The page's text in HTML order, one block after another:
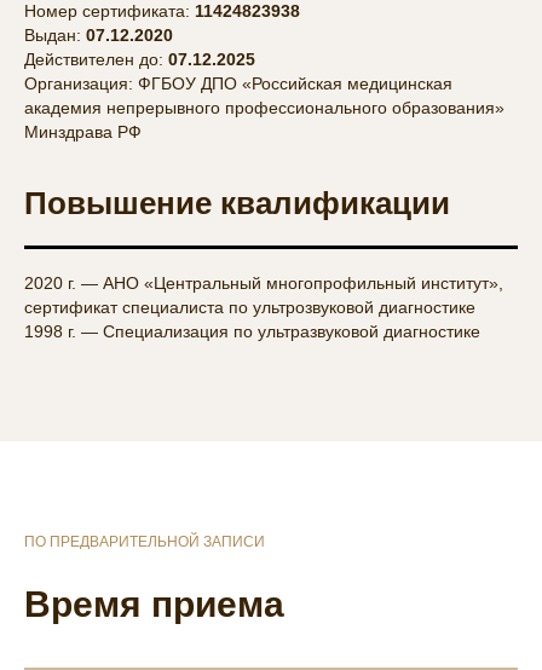
Номер сертификата: 11424823938
Выдан: 07.12.2020
Действителен до: 07.12.2025
Организация: ФГБОУ ДПО «Российская медицинская
академия непрерывного профессионального образования»
Минздрава РФ
Повышение квалификации
2020 г. — АНО «Центральный многопрофильный институт»,
сертификат специалиста по ультрозвуковой диагностике
1998 г. — Специализация по ультразвуковой диагностике
ПО ПРЕДВАРИТЕЛЬНОЙ ЗАПИСИ
Время приема